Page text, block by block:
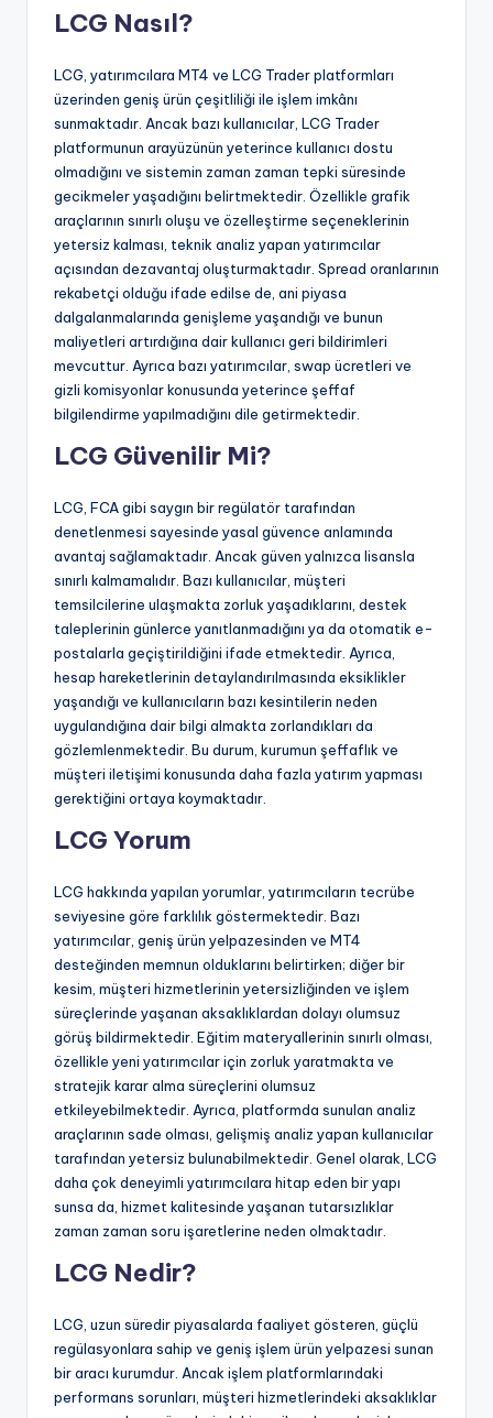
LCG Nasıl?
LCG, yatırımcılara MT4 ve LCG Trader platformları
üzerinden geniş ürün çeşitliliği ile işlem imkânı
sunmaktadır. Ancak bazı kullanıcılar, LCG Trader
platformunun arayüzünün yeterince kullanıcı dostu
olmadığını ve sistemin zaman zaman tepki süresinde
gecikmeler yaşadığını belirtmektedir. Özellikle grafik
araçlarının sınırlı oluşu ve özelleştirme seçeneklerinin
yetersiz kalması, teknik analiz yapan yatırımcılar
açısından dezavantaj oluşturmaktadır. Spread oranlarının
rekabetçi olduğu ifade edilse de, ani piyasa
dalgalanmalarında genişleme yaşandığı ve bunun
maliyetleri artırdığına dair kullanıcı geri bildirimleri
mevcuttur. Ayrıca bazı yatırımcılar, swap ücretleri ve
gizli komisyonlar konusunda yeterince şeffaf
bilgilendirme yapılmadığını dile getirmektedir.
LCG Güvenilir Mi?
LCG, FCA gibi saygın bir regülatör tarafından
denetlenmesi sayesinde yasal güvence anlamında
avantaj sağlamaktadır. Ancak güven yalnızca lisansla
sınırlı kalmamalıdır. Bazı kullanıcılar, müşteri
temsilcilerine ulaşmakta zorluk yaşadıklarını, destek
taleplerinin günlerce yanıtlanmadığını ya da otomatik e-
postalarla geçiştirildiğini ifade etmektedir. Ayrıca,
hesap hareketlerinin detaylandırılmasında eksiklikler
yaşandığı ve kullanıcıların bazı kesintilerin neden
uygulandığına dair bilgi almakta zorlandıkları da
gözlemlenmektedir. Bu durum, kurumun şeffaflık ve
müşteri iletişimi konusunda daha fazla yatırım yapması
gerektiğini ortaya koymaktadır.
LCG Yorum
LCG hakkında yapılan yorumlar, yatırımcıların tecrübe
seviyesine göre farklılık göstermektedir. Bazı
yatırımcılar, geniş ürün yelpazesinden ve MT4
desteğinden memnun olduklarını belirtirken; diğer bir
kesim, müşteri hizmetlerinin yetersizliğinden ve işlem
süreçlerinde yaşanan aksaklıklardan dolayı olumsuz
görüş bildirmektedir. Eğitim materyallerinin sınırlı olması,
özellikle yeni yatırımcılar için zorluk yaratmakta ve
stratejik karar alma süreçlerini olumsuz
etkileyebilmektedir. Ayrıca, platformda sunulan analiz
araçlarının sade olması, gelişmiş analiz yapan kullanıcılar
tarafından yetersiz bulunabilmektedir. Genel olarak, LCG
daha çok deneyimli yatırımcılara hitap eden bir yapı
sunsa da, hizmet kalitesinde yaşanan tutarsızlıklar
zaman zaman soru işaretlerine neden olmaktadır.
LCG Nedir?
LCG, uzun süredir piyasalarda faaliyet gösteren, güçlü
regülasyonlara sahip ve geniş işlem ürün yelpazesi sunan
bir aracı kurumdur. Ancak işlem platformlarındaki
performans sorunları, müşteri hizmetlerindeki aksaklıklar